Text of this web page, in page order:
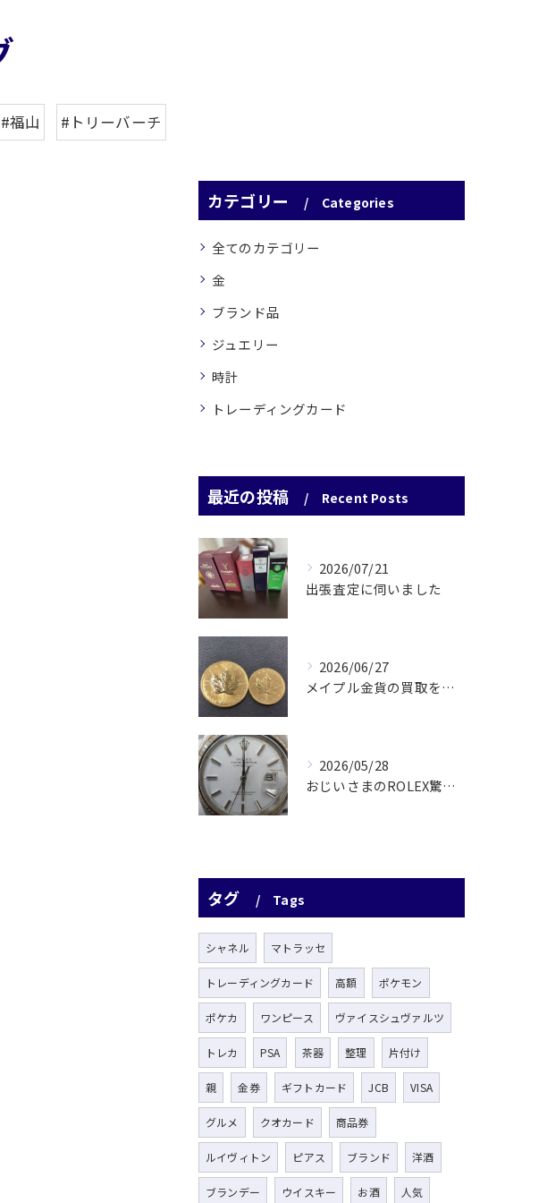
#福山 #トリーバーチ
カテゴリー Categories
全てのカテゴリー
金
ブランド品
ジュエリー
時計
トレーディングカード
最近の投稿 Recent Posts
2026/07/21
出張査定に伺いました
2026/06/27
メイプル金貨の買取をさせていただきました
2026/05/28
おじいさまのROLEX驚愕査定！
タグ Tags
シャネル マトラッセ
トレーディングカード 高額 ポケモン
ポケカ ワンピース ヴァイスシュヴァルツ
トレカ PSA 茶器 整理 片付け
親 金券 ギフトカード JCB VISA
グルメ クオカード 商品券
ルイヴィトン ピアス ブランド 洋酒
ブランデー ウイスキー お酒 人気